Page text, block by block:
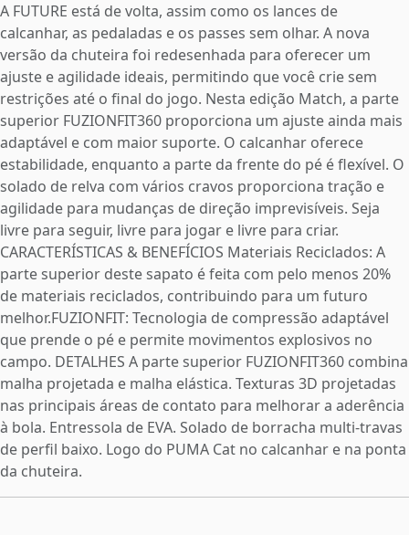
A FUTURE está de volta, assim como os lances de
calcanhar, as pedaladas e os passes sem olhar. A nova
versão da chuteira foi redesenhada para oferecer um
ajuste e agilidade ideais, permitindo que você crie sem
restrições até o final do jogo. Nesta edição Match, a parte
superior FUZIONFIT360 proporciona um ajuste ainda mais
adaptável e com maior suporte. O calcanhar oferece
estabilidade, enquanto a parte da frente do pé é flexível. O
solado de relva com vários cravos proporciona tração e
agilidade para mudanças de direção imprevisíveis. Seja
livre para seguir, livre para jogar e livre para criar.
CARACTERÍSTICAS & BENEFÍCIOS Materiais Reciclados: A
parte superior deste sapato é feita com pelo menos 20%
de materiais reciclados, contribuindo para um futuro
melhor.FUZIONFIT: Tecnologia de compressão adaptável
que prende o pé e permite movimentos explosivos no
campo. DETALHES A parte superior FUZIONFIT360 combina
malha projetada e malha elástica. Texturas 3D projetadas
nas principais áreas de contato para melhorar a aderência
à bola. Entressola de EVA. Solado de borracha multi-travas
de perfil baixo. Logo do PUMA Cat no calcanhar e na ponta
da chuteira.